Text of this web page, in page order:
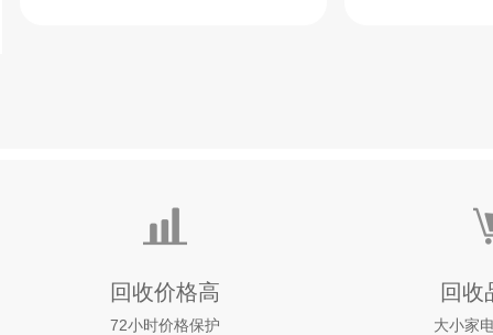
回收价格高
72小时价格保护
回收
大小家